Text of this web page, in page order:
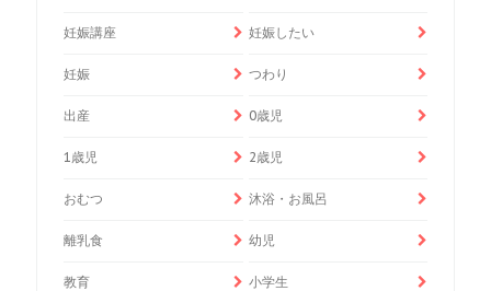
妊娠講座 妊娠したい
妊娠 つわり
出産 0歳児
1歳児 2歳児
おむつ 沐浴・お風呂
離乳食 幼児
教育 小学生